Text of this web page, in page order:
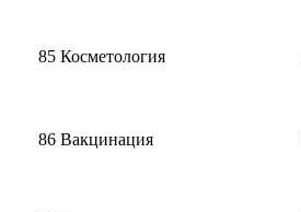
85 Косметология
86 Вакцинация